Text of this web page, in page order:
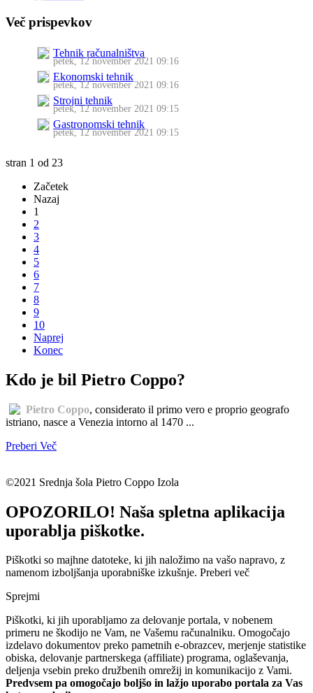
Več prispevkov
Tehnik računalništva
petek, 12 november 2021 09:16
Ekonomski tehnik
petek, 12 november 2021 09:16
Strojni tehnik
petek, 12 november 2021 09:15
Gastronomski tehnik
petek, 12 november 2021 09:15
stran 1 od 23
Začetek
Nazaj
1
2
3
4
5
6
7
8
9
10
Naprej
Konec
Kdo je bil Pietro Coppo?
Pietro Coppo, considerato il primo vero e proprio geografo
istriano, nasce a Venezia intorno al 1470 ...
Preberi Več
©2021 Srednja šola Pietro Coppo Izola
OPOZORILO! Naša spletna aplikacija
uporablja piškotke.
Piškotki so majhne datoteke, ki jih naložimo na vašo napravo, z
namenom izboljšanja uporabniške izkušnje. Preberi več
Sprejmi
Piškotki, ki jih uporabljamo za delovanje portala, v nobenem
primeru ne škodijo ne Vam, ne Vašemu računalniku. Omogočajo
izdelavo dokumentov preko pametnih e-obrazcev, merjenje statistike
obiska, delovanje partnerskega (affiliate) programa, oglaševanja,
deljenja vsebin preko družbenih omrežij in komunikacijo z Vami.
Predvsem pa omogočajo boljšo in lažjo uporabo portala za Vas